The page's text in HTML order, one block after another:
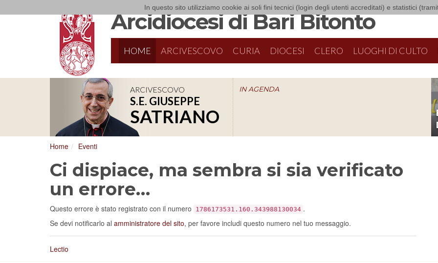
In questo sito utilizziamo cookie ai soli fini tecnici (login degli utenti accreditati) e statistici
Arcidiocesi di Bari Bitonto
HOME ARCIVESCOVO CURIA DIOCESI CLERO LUOGHI DI CULTO
ARCIVESCOVO
S.E. GIUSEPPE
SATRIANO
IN AGENDA
Home Eventi
Ci dispiace, ma sembra si sia verificato
un errore…
Questo errore è stato registrato con il numero 1786173531.160.343988130034 .
Se devi notificarlo al amministratore del sito, per favore includi questo numero nel tuo messaggio.
Lectio